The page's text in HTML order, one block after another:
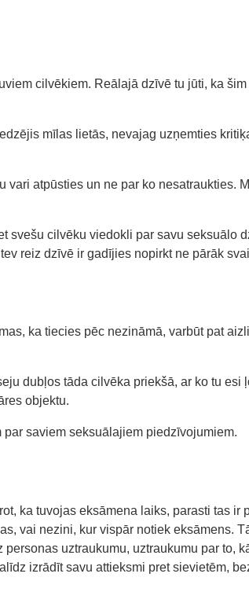
cilvēkiem. Reālajā dzīvē tu jūti, ka
mīlas lietās, nevajag uzņemties
atpūsties un ne par ko nesatraukties.
cilvēku viedokli par savu seksuālo
reiz dzīvē ir gadījies nopirkt ne pārāk
ka tiecies pēc nezināmā, varbūt pat
dubļos tāda cilvēka priekšā, ar ko tu
objektu.
saviem seksuālajiem piedzīvojumiem.
ka tuvojas eksāmena laiks, parasti tas
vai nezini, kur vispār notiek eksāmens.
uztraukumu, uztraukumu par to,
izrādīt savu attieksmi pret sievietēm,